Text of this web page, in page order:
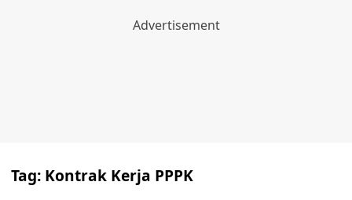
Tag: Kontrak Kerja PPPK